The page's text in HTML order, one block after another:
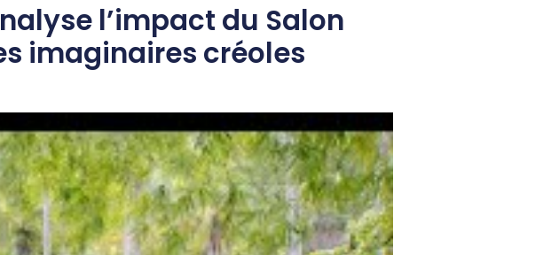
l’impact du Salon
imaginaires créoles